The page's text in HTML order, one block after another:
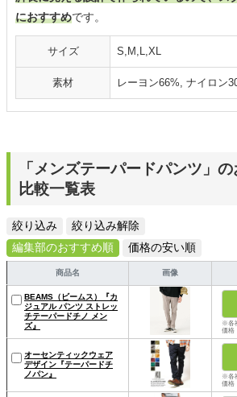
におすすめです。
サイズ S,M,L,XL
素材 レーヨン66%, ナイロン
「メンズテーパードパンツ」
比較一覧表
絞り込み
絞り込み解除
編集部のおすすめ順
価格の安い順
商品名 画像
BEAMS（ビームス）『カ
ジュアル パンツ ストレッ
チテーパードチノ メン
ズ』
※各
価格
オーセンティックウェア
デザイン『テーパードチ
ノパン』
※各
価格